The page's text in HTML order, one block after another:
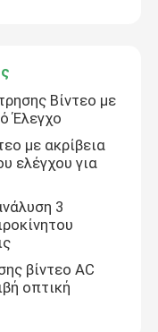
Βίντεο με
Έλεγχο
με ακρίβεια
ελέγχου για
3
βίντεο AC
οπτική